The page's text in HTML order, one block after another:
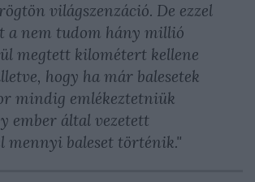
világszenzáció. De ezzel
a nem tudom hány millió
megtett kilométert kellene
hogy ha már balesetek
mindig emlékeztetniük
ember által vezetett
mennyi baleset történik."